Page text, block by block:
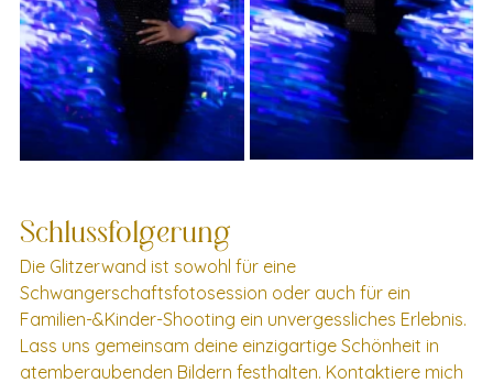
Schlussfolgerung
Die Glitzerwand ist sowohl für eine
Schwangerschaftsfotosession oder auch für ein
Familien-&Kinder-Shooting ein unvergessliches Erlebnis.
Lass uns gemeinsam deine einzigartige Schönheit in
atemberaubenden Bildern festhalten. Kontaktiere mich